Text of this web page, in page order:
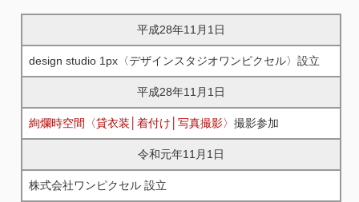
平成28年11月1日
design studio 1px〈デザインスタジオワンピクセル〉設立
平成28年11月1日
絢爛時空間〈貸衣装│着付け│写真撮影〉撮影参加
令和元年11月1日
株式会社ワンピクセル 設立